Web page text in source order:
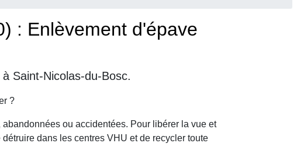
: Enlèvement d'épave
Saint-Nicolas-du-Bosc.
?
ou accidentées. Pour libérer la vue et
dans les centres VHU et de recycler toute